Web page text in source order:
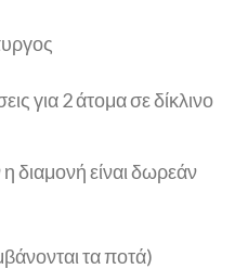
για 2 άτομα σε δίκλινο
διαμονή είναι δωρεάν
τα ποτά)